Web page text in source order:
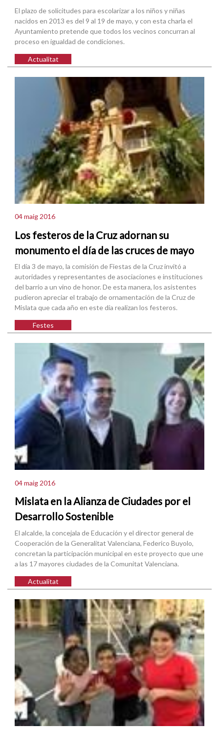
El plazo de solicitudes para escolarizar a los niños y niñas
nacidos en 2013 es del 9 al 19 de mayo, y con esta charla el
Ayuntamiento pretende que todos los vecinos concurran al
proceso en igualdad de condiciones.
Actualitat
04 maig 2016
Los festeros de la Cruz adornan su
monumento el día de las cruces de mayo
El día 3 de mayo, la comisión de Fiestas de la Cruz invitó a
autoridades y representantes de asociaciones e instituciones
del barrio a un vino de honor. De esta manera, los asistentes
pudieron apreciar el trabajo de ornamentación de la Cruz de
Mislata que cada año en este día realizan los festeros.
Festes
04 maig 2016
Mislata en la Alianza de Ciudades por el
Desarrollo Sostenible
El alcalde, la concejala de Educación y el director general de
Cooperación de la Generalitat Valenciana, Federico Buyolo,
concretan la participación municipal en este proyecto que une
a las 17 mayores ciudades de la Comunitat Valenciana.
Actualitat